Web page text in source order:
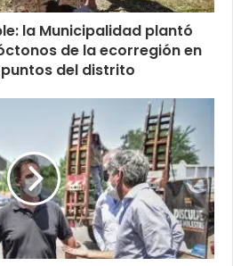
la Municipalidad plantó
de la ecorregión en
del distrito